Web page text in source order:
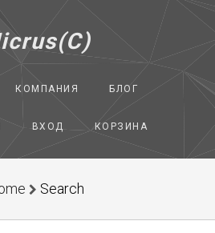
КОМПАНИЯ БЛОГ
ВХОД КОРЗИНА
Search